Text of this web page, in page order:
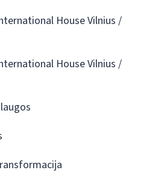
House Vilnius /
House Vilnius /